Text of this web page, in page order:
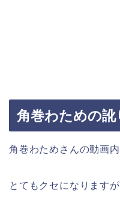
角巻わための訛
角巻わためさんの動画内
とてもクセになります